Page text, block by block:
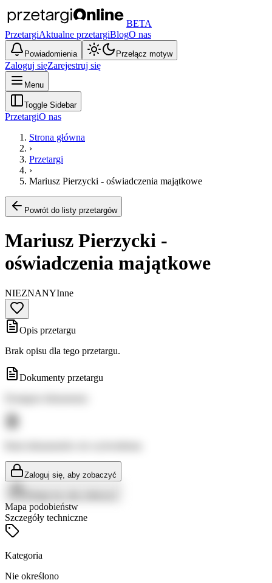
BETA
PrzetargiAktualne przetargiBlogO nas
Powiadomienia Przełącz motyw
Zaloguj sięZarejestruj się
Menu
Toggle Sidebar
PrzetargiO nas
Strona główna
›
Przetargi
›
Mariusz Pierzycki - oświadczenia majątkowe
Powrót do listy przetargów
Mariusz Pierzycki -
oświadczenia majątkowe
NIEZNANYInne
Opis przetargu
Brak opisu dla tego przetargu.
Dokumenty przetargu
Zaloguj się, aby zobaczyć
Mapa podobieństw
Szczegóły techniczne
Kategoria
Nie określono